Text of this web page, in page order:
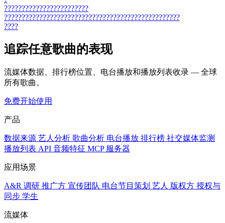
????????????????????????
??????????????????????????????????????????????????
????
追踪任意歌曲的表现
流媒体数据、排行榜位置、电台播放和播放列表收录 — 全球
所有歌曲。
免费开始使用
产品
数据来源 艺人分析 歌曲分析 电台播放 排行榜 社交媒体监测
播放列表 API 音频特征 MCP 服务器
应用场景
A&R 调研 推广方 宣传团队 电台节目策划 艺人 版权方 授权与
同步 学生
流媒体